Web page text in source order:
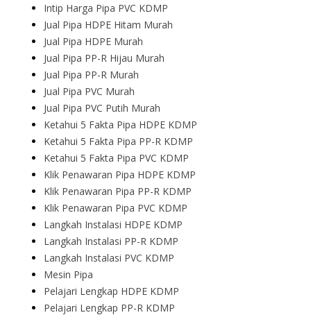
Intip Harga Pipa PVC KDMP
Jual Pipa HDPE Hitam Murah
Jual Pipa HDPE Murah
Jual Pipa PP-R Hijau Murah
Jual Pipa PP-R Murah
Jual Pipa PVC Murah
Jual Pipa PVC Putih Murah
Ketahui 5 Fakta Pipa HDPE KDMP
Ketahui 5 Fakta Pipa PP-R KDMP
Ketahui 5 Fakta Pipa PVC KDMP
Klik Penawaran Pipa HDPE KDMP
Klik Penawaran Pipa PP-R KDMP
Klik Penawaran Pipa PVC KDMP
Langkah Instalasi HDPE KDMP
Langkah Instalasi PP-R KDMP
Langkah Instalasi PVC KDMP
Mesin Pipa
Pelajari Lengkap HDPE KDMP
Pelajari Lengkap PP-R KDMP